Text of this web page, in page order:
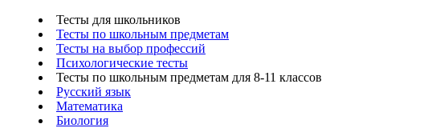
Тесты для школьников
Тесты по школьным предметам
Тесты на выбор профессий
Психологические тесты
Тесты по школьным предметам для 8-11 классов
Русский язык
Математика
Биология